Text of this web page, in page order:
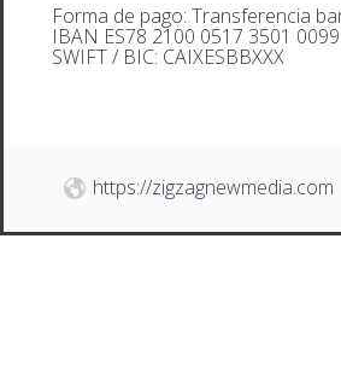
Forma de pago: Transferencia
IBAN ES78 2100 0517 3501
SWIFT / BIC: CAIXESBBXXX
https://zigzagnewmedia.com